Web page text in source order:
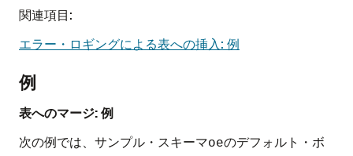
関連項目:
エラー・ロギングによる表への挿入: 例
例
表へのマージ: 例
次の例では、サンプル・スキーマoeのデフォルト・ボ